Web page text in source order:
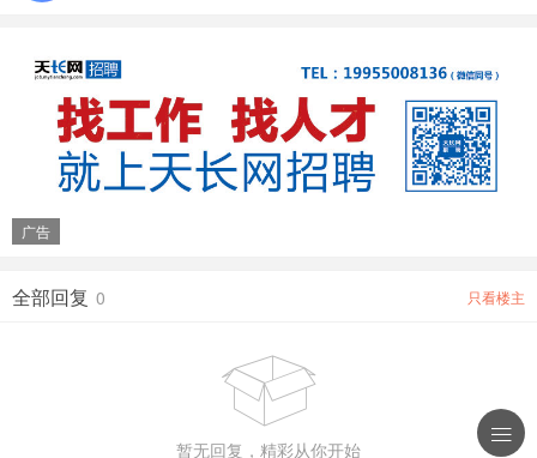
广告
全部回复 0 只看楼主

暂无回复，精彩从你开始
